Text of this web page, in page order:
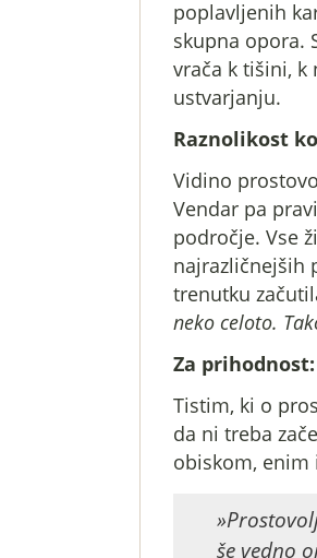
poplavljenih
skupna opora.
vrača k tišini, k
ustvarjanju.
Raznolikost
Vidino
Vendar pa
področje. Vse
najrazličnejših
trenutku
neko celoto.
Za
Tistim, ki o
da ni treba
obiskom,
še vedno